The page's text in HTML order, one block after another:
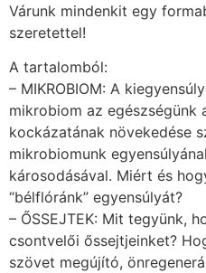
Várunk mindenkit egy
szeretettel!
A tartalomból:
– MIKROBIOM: A
mikrobiom az egészségünk
kockázatának növekedése
mikrobiomunk
károsodásával. Miért és
“bélflóránk” egyensúlyát?
– ŐSSEJTEK: Mit tegyünk,
csontvelői őssejtjeinket?
szövet megújító,